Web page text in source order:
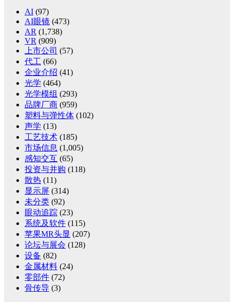
AI (97)
AI眼镜 (473)
AR (1,738)
VR (909)
上市公司 (57)
代工 (66)
企业介绍 (41)
光学 (464)
光学模组 (293)
品牌厂商 (959)
塑料与弹性体 (102)
声学 (13)
工艺技术 (185)
市场信息 (1,005)
感知交互 (65)
投资与并购 (118)
散热 (11)
显示屏 (314)
未分类 (92)
眼动追踪 (23)
系统及软件 (115)
苹果MR头显 (207)
论坛与展会 (128)
设备 (82)
金属材料 (24)
零部件 (72)
骨传导 (3)